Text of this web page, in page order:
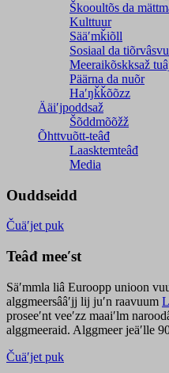
Škooultõs da
Kulttuur
Sääʹmǩiõll
Sosiaal da
Meeraikõskksaž
Päärna da nuõr
Haʹŋǩǩõõzz
Ääiʹjpoddsaž
Šõddmõõžž
Õhttvuõtt-teâđ
Laasktemteâđ
Media
Ouddseidd
Čuäʹjet puk
Teâđ meeʹst
Säʹmmla liâ Euroopp unioon
alggmeersââʹjj lij juʹn raavuum
proseeʹnt veeʹzz maaiʹlm
alggmeeraid. Alggmeer jeäʹlle
Čuäʹjet puk